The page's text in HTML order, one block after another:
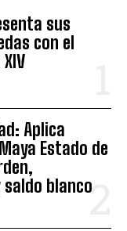
sus
con el
Aplica
Estado de
blanco